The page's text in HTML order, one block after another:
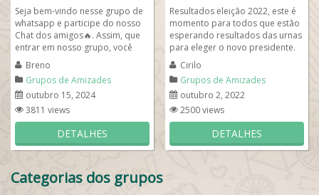
Seja bem-vindo nesse grupo de
whatsapp e participe do nosso
Chat dos amigos🔥. Assim, que
entrar em nosso grupo, você
pode ter acesso ao nosso chat
whatsapp...
Breno
Grupos de Amizades
outubro 15, 2024
3811 views
DETALHES
Resultados eleição 2022, este é
momento para todos que estão
esperando resultados das urnas
para eleger o novo presidente.
Entre já em nosso grupo de...
Cirilo
Grupos de Amizades
outubro 2, 2022
2500 views
DETALHES
Categorias dos grupos